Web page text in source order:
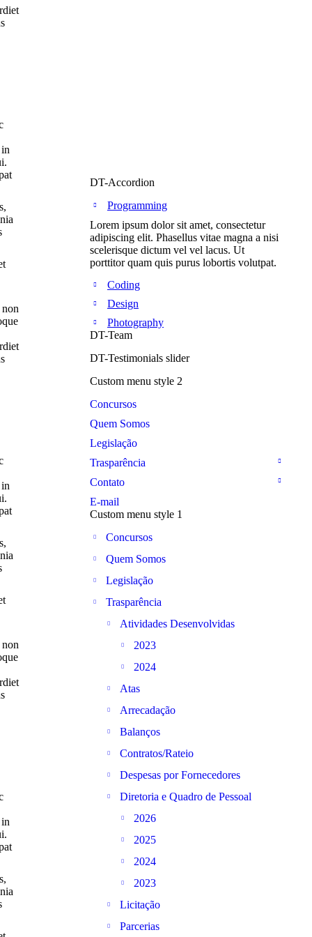
DT-Accordion
Programming
Lorem ipsum dolor sit amet, consectetur
adipiscing elit. Phasellus vitae magna a nisi
scelerisque dictum vel vel lacus. Ut
porttitor quam quis purus lobortis volutpat.
Coding
Design
Photography
DT-Team
DT-Testimonials slider
Custom menu style 2
Concursos
Quem Somos
Legislação
Trasparência
Contato
E-mail
Custom menu style 1
Concursos
Quem Somos
Legislação
Trasparência
Atividades Desenvolvidas
2023
2024
Atas
Arrecadação
Balanços
Contratos/Rateio
Despesas por Fornecedores
Diretoria e Quadro de Pessoal
2026
2025
2024
2023
Licitação
Parcerias